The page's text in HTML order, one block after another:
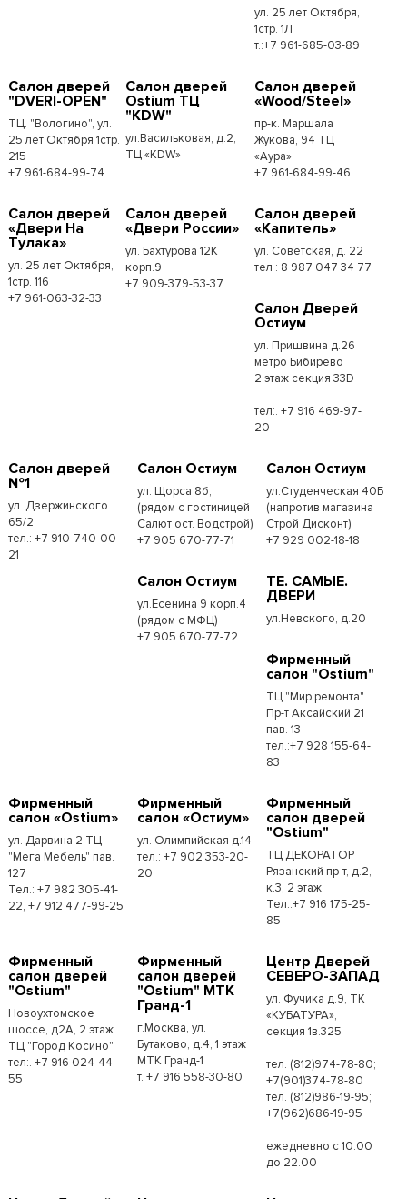
ул. 25 лет Октября,
1стр. 1Л
т.:+7 961-685-03-89
Салон дверей
"DVERI-OPEN"
ТЦ. "Вологино", ул.
25 лет Октября 1стр.
215
+7 961-684-99-74
Салон дверей
Ostium ТЦ
"KDW"
ул.Васильковая, д.2,
ТЦ «KDW»
Салон дверей
«Wood/Steel»
пр-к. Маршала
Жукова, 94 ТЦ
«Аура»
+7 961-684-99-46
Салон дверей
«Двери На
Тулака»
ул. 25 лет Октября,
1стр. 116
+7 961-063-32-33
Салон дверей
«Двери России»
ул. Бахтурова 12К
корп.9
+7 909-379-53-37
Салон дверей
«Капитель»
ул. Советская, д. 22
тел : 8 987 047 34 77
Салон Дверей
Остиум
ул. Пришвина д.26
метро Бибирево
2 этаж секция 33D
тел:. +7 916 469-97-
20
Салон дверей
№1
ул. Дзержинского
65/2
тел.: +7 910-740-00-
21
Салон Остиум
ул. Щорса 8б,
(рядом с гостиницей
Салют ост. Водстрой)
+7 905 670-77-71
Салон Остиум
ул.Студенческая 40Б
(напротив магазина
Строй Дисконт)
+7 929 002-18-18
Салон Остиум
ул.Есенина 9 корп.4
(рядом с МФЦ)
+7 905 670-77-72
ТЕ. САМЫЕ.
ДВЕРИ
ул.Невского, д.20
Фирменный
салон "Ostium"
ТЦ "Мир ремонта"
Пр-т Аксайский 21
пав. 13
тел.:+7 928 155-64-
83
Фирменный
салон «Ostium»
ул. Дарвина 2 ТЦ
"Мега Мебель" пав.
127
Тел.: +7 982 305-41-
22, +7 912 477-99-25
Фирменный
салон «Остиум»
ул. Олимпийская д.14
тел.: +7 902 353-20-
20
Фирменный
салон дверей
"Ostium"
ТЦ ДЕКОРАТОР
Рязанский пр-т, д.2,
к.3, 2 этаж
Тел:.+7 916 175-25-
85
Фирменный
салон дверей
"Ostium"
Новоухтомское
шоссе, д2А, 2 этаж
ТЦ "Город Косино"
тел:. +7 916 024-44-
55
Фирменный
салон дверей
"Ostium" МТК
Гранд-1
г.Москва, ул.
Бутаково, д.4, 1 этаж
МТК Гранд-1
т. +7 916 558-30-80
Центр Дверей
СЕВЕРО-ЗАПАД
ул. Фучика д.9, ТК
«КУБАТУРА»,
секция 1в.325
тел. (812)974-78-80;
+7(901)374-78-80
тел. (812)986-19-95;
+7(962)686-19-95
ежедневно с 10.00
до 22.00